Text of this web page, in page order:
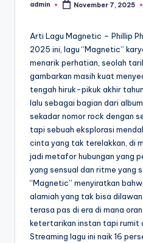
Posted
admin November 7, 2025
Arti Lagu Magnetic – Phillip
2025 ini, lagu “Magnetic”
menarik perhatian, seolah
gambarkan masih kuat
tengah hiruk-pikuk akhir
lalu sebagai bagian dari
sekadar nomor rock dengan
tapi sebuah eksplorasi
cinta yang tak terelakkan, di
jadi metafor hubungan yang
yang sensual dan ritme yang
“Magnetic” menyiratkan
alamiah yang tak bisa
terasa pas di era di mana
ketertarikan instan tapi rumit
Streaming lagu ini naik 16